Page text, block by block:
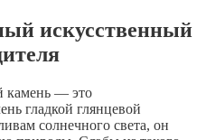
искусственный
камень — это
гладкой глянцевой
солнечного света, он